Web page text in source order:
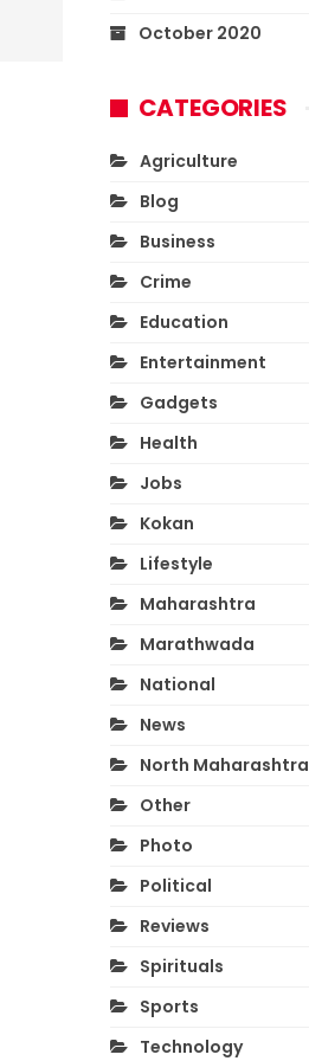
October 2020
CATEGORIES
Agriculture
Blog
Business
Crime
Education
Entertainment
Gadgets
Health
Jobs
Kokan
Lifestyle
Maharashtra
Marathwada
National
News
North Maharashtra
Other
Photo
Political
Reviews
Spirituals
Sports
Technology